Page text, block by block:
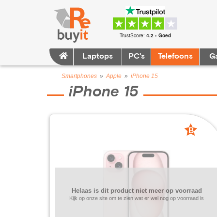
TrustScore: 4.2 • Goed
Laptops PC's Telefoons
Smartphones »Apple » iPhone 15
iPhone 15
Helaas is dit product niet meer op voorraad
Kijk op onze site om te zien wat er wel nog op voorraad is
B